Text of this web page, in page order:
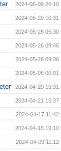
2024-06-09 20:10
2024-05-29 10:31
2024-05-28 05:30
2024-05-26 09:46
2024-05-26 09:36
2024-05-05 00:01
2024-04-29 19:31
2024-04-21 15:37
2024-04-17 11:42
2024-04-15 19:10
2024-04-09 11:12